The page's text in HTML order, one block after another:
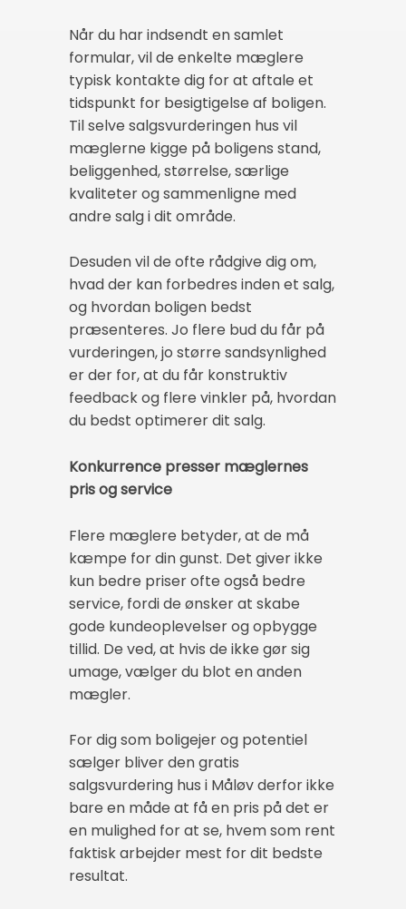
Når du har indsendt en samlet
formular, vil de enkelte mæglere
typisk kontakte dig for at aftale et
tidspunkt for besigtigelse af boligen.
Til selve salgsvurderingen hus vil
mæglerne kigge på boligens stand,
beliggenhed, størrelse, særlige
kvaliteter og sammenligne med
andre salg i dit område.
Desuden vil de ofte rådgive dig om,
hvad der kan forbedres inden et salg,
og hvordan boligen bedst
præsenteres. Jo flere bud du får på
vurderingen, jo større sandsynlighed
er der for, at du får konstruktiv
feedback og flere vinkler på, hvordan
du bedst optimerer dit salg.
Konkurrence presser mæglernes
pris og service
Flere mæglere betyder, at de må
kæmpe for din gunst. Det giver ikke
kun bedre priser ofte også bedre
service, fordi de ønsker at skabe
gode kundeoplevelser og opbygge
tillid. De ved, at hvis de ikke gør sig
umage, vælger du blot en anden
mægler.
For dig som boligejer og potentiel
sælger bliver den gratis
salgsvurdering hus i Måløv derfor ikke
bare en måde at få en pris på det er
en mulighed for at se, hvem som rent
faktisk arbejder mest for dit bedste
resultat.